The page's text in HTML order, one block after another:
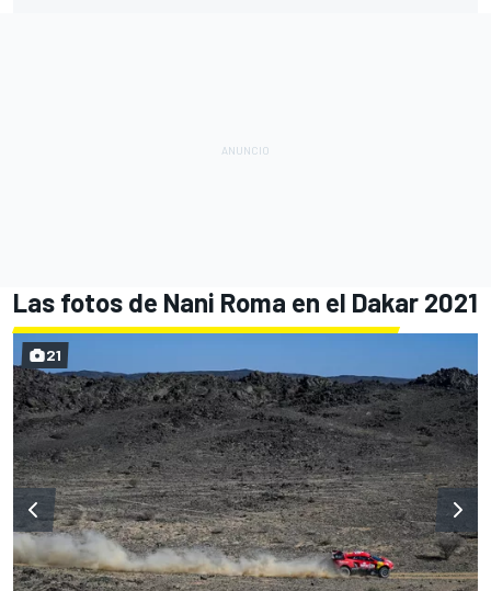
Las fotos de Nani Roma en el Dakar 2021
21